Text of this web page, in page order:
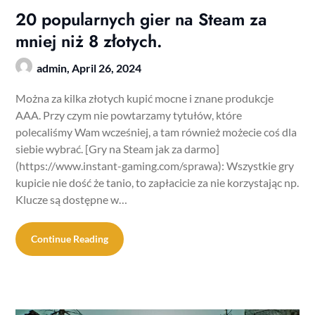
20 popularnych gier na Steam za
mniej niż 8 złotych.
admin, April 26, 2024
Można za kilka złotych kupić mocne i znane produkcje
AAA. Przy czym nie powtarzamy tytułów, które
polecaliśmy Wam wcześniej, a tam również możecie coś dla
siebie wybrać. [Gry na Steam jak za darmo]
(https://www.instant-gaming.com/sprawa): Wszystkie gry
kupicie nie dość że tanio, to zapłacicie za nie korzystając np.
Klucze są dostępne w…
Continue Reading